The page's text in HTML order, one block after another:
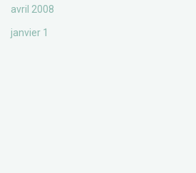
avril 2008
janvier 1